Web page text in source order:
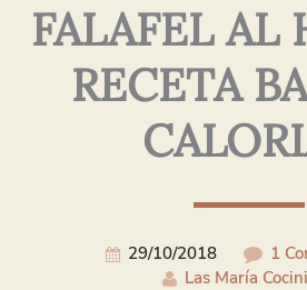
FALAFEL AL
RECETA
29/10/2018
1
Las María